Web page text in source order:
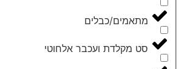
מתאמים/כבלים
סט מקלדת ועכבר אלחוטי